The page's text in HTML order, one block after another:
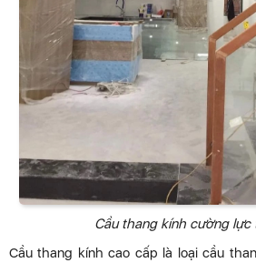
Cầu thang kính cường lực
Cầu thang kính cao cấp là loại cầu